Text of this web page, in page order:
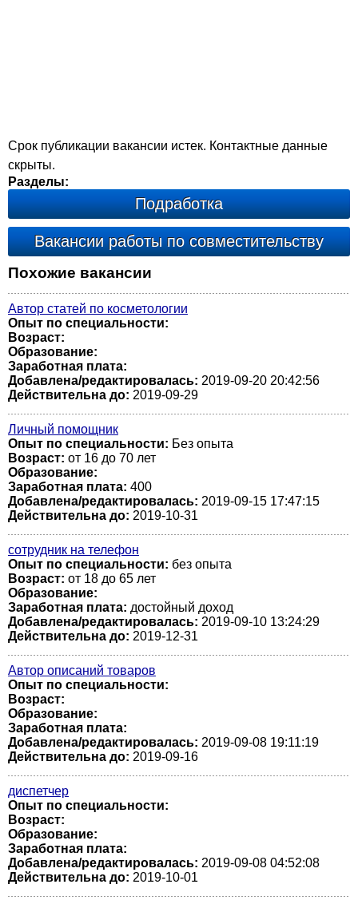
Срок публикации вакансии истек. Контактные данные
скрыты.
Разделы:
Подработка
Вакансии работы по совместительству
Похожие вакансии
Автор статей по косметологии
Опыт по специальности:
Возраст:
Образование:
Заработная плата:
Добавлена/редактировалась: 2019-09-20 20:42:56
Действительна до: 2019-09-29
Личный помощник
Опыт по специальности: Без опыта
Возраст: от 16 до 70 лет
Образование:
Заработная плата: 400
Добавлена/редактировалась: 2019-09-15 17:47:15
Действительна до: 2019-10-31
сотрудник на телефон
Опыт по специальности: без опыта
Возраст: от 18 до 65 лет
Образование:
Заработная плата: достойный доход
Добавлена/редактировалась: 2019-09-10 13:24:29
Действительна до: 2019-12-31
Автор описаний товаров
Опыт по специальности:
Возраст:
Образование:
Заработная плата:
Добавлена/редактировалась: 2019-09-08 19:11:19
Действительна до: 2019-09-16
диспетчер
Опыт по специальности:
Возраст:
Образование:
Заработная плата:
Добавлена/редактировалась: 2019-09-08 04:52:08
Действительна до: 2019-10-01